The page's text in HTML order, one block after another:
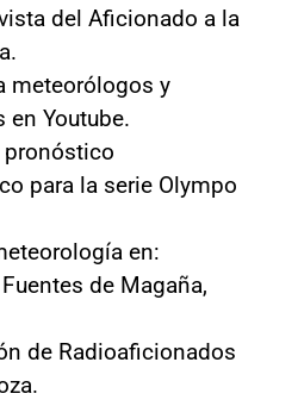
del Aficionado a la
meteorólogos y
en Youtube.
pronóstico
para la serie Olympo
en:
de Magaña,
de Radioaficionados